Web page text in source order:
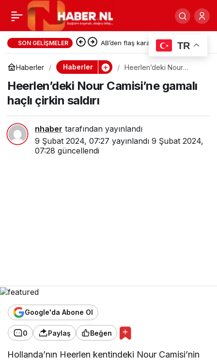
SON GELIŞMELER AB’den flaş karar: İşsizlik maaşını
yurt dışına taşıma süresi iki
katına çıkıyor
Haberler Haberler
Heerlen’deki Nour
çirkin saldırı
Heerlen’deki Nour Camisi’ne gamalı
haçlı çirkin saldırı
nhaber tarafından yayınlandı
9 Şubat 2024, 07:27 yayınlandı 9 Şubat 2024,
07:28 güncellendi
Google'da Abone Ol
0 Paylaş Beğen
Hollanda’nın Heerlen kentindeki Nour Camisi’nin
Hollanda deyince
Hataylı depremzedeler
Karsu ve Bülent Türker
0 Paylaş
TR